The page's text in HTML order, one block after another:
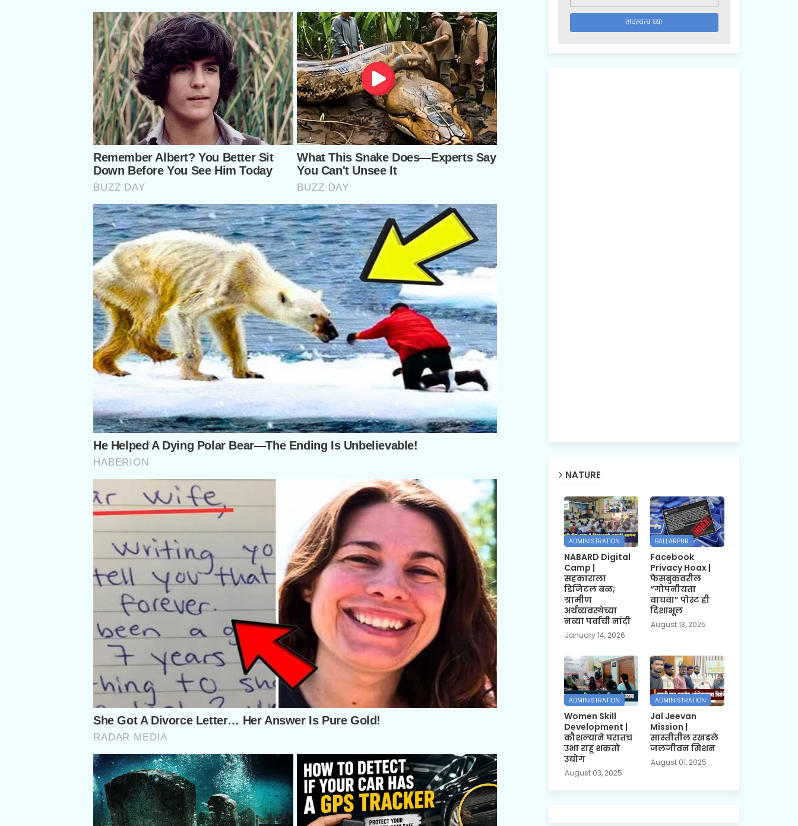
NATURE
ADMINISTRATION
NABARD Digital
Camp |
सहकाराला
डिजिटल बळ;
ग्रामीण
अर्थव्यवस्थेच्या
नव्या पर्वाची नांदी
January 14, 2026
BALLARPUR
Facebook
Privacy Hoax |
फेसबुकवरील
“गोपनीयता
वाचवा” पोस्ट ही
दिशाभूल
August 13, 2025
ADMINISTRATION
Women Skill
Development |
कौशल्याने घरातच
उभा राहू शकतो
उद्योग
August 03, 2025
ADMINISTRATION
Jal Jeevan
Mission |
सास्तीतील रखडले
जलजीवन मिशन
August 01, 2025